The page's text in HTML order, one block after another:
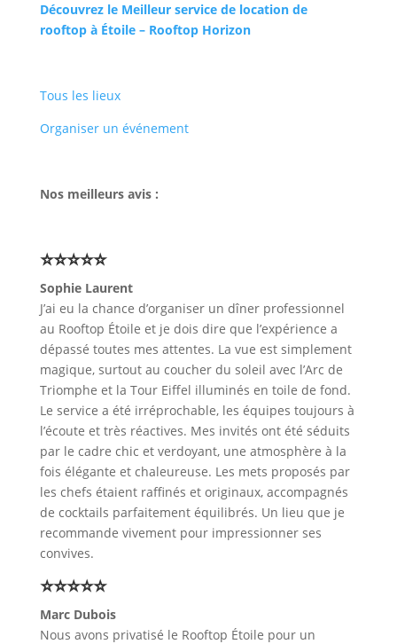
Découvrez le Meilleur service de location de
rooftop à Étoile – Rooftop Horizon
Tous les lieux
Organiser un événement
Nos meilleurs avis :
⭐⭐⭐⭐⭐
Sophie Laurent
J’ai eu la chance d’organiser un dîner professionnel
au Rooftop Étoile et je dois dire que l’expérience a
dépassé toutes mes attentes. La vue est simplement
magique, surtout au coucher du soleil avec l’Arc de
Triomphe et la Tour Eiffel illuminés en toile de fond.
Le service a été irréprochable, les équipes toujours à
l’écoute et très réactives. Mes invités ont été séduits
par le cadre chic et verdoyant, une atmosphère à la
fois élégante et chaleureuse. Les mets proposés par
les chefs étaient raffinés et originaux, accompagnés
de cocktails parfaitement équilibrés. Un lieu que je
recommande vivement pour impressionner ses
convives.
⭐⭐⭐⭐⭐
Marc Dubois
Nous avons privatisé le Rooftop Étoile pour un